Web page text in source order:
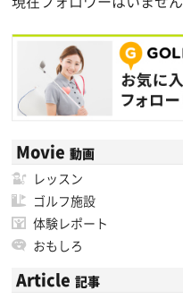
Movie 動画
レッスン
ゴルフ施設
体験レポート
おもしろ
Article 記事